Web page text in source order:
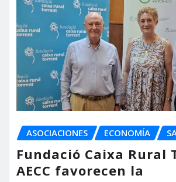
ASOCIACIONES ECONOMÍA
Fundació Caixa Rural
AECC favorecen la